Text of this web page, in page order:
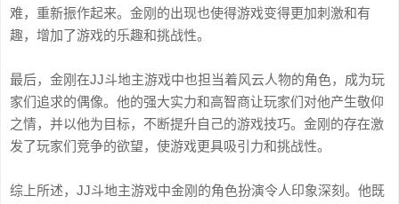
难，重新振作起来。金刚的出现也使得游戏变得更加刺激和有
趣，增加了游戏的乐趣和挑战性。
最后，金刚在JJ斗地主游戏中也担当着风云人物的角色，成为玩
家们追求的偶像。他的强大实力和高智商让玩家们对他产生敬仰
之情，并以他为目标，不断提升自己的游戏技巧。金刚的存在激
发了玩家们竞争的欲望，使游戏更具吸引力和挑战性。
综上所述，JJ斗地主游戏中金刚的角色扮演令人印象深刻。他既